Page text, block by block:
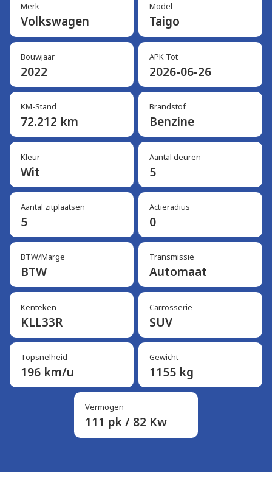
Merk
Volkswagen
Model
Taigo
Bouwjaar
2022
APK Tot
2026-06-26
KM-Stand
72.212 km
Brandstof
Benzine
Kleur
Wit
Aantal deuren
5
Aantal zitplaatsen
5
Actieradius
0
BTW/Marge
BTW
Transmissie
Automaat
Kenteken
KLL33R
Carrosserie
SUV
Topsnelheid
196 km/u
Gewicht
1155 kg
Vermogen
111 pk / 82 Kw